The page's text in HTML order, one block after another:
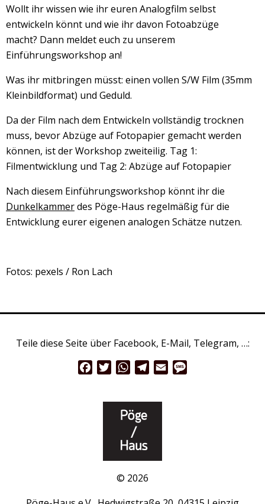
Wollt ihr wissen wie ihr euren Analogfilm selbst
entwickeln könnt und wie ihr davon Fotoabzüge
macht? Dann meldet euch zu unserem
Einführungsworkshop an!
Was ihr mitbringen müsst: einen vollen S/W Film (35mm
Kleinbildformat) und Geduld.
Da der Film nach dem Entwickeln vollständig trocknen
muss, bevor Abzüge auf Fotopapier gemacht werden
können, ist der Workshop zweiteilig. Tag 1:
Filmentwicklung und Tag 2: Abzüge auf Fotopapier
Nach diesem Einführungsworkshop könnt ihr die
Dunkelkammerdes Pöge-Haus regelmäßig für die
Entwicklung eurer eigenen analogen Schätze nutzen.
Fotos: pexels / Ron Lach
Teile diese Seite über Facebook, E-Mail, Telegram, …:
FacebookTwitterWhatsApp
Telegram
Email
© 2026